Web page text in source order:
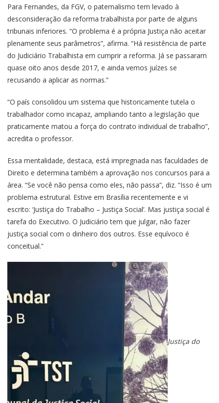
Para Fernandes, da FGV, o paternalismo tem levado à
desconsideração da reforma trabalhista por parte de alguns
tribunais inferiores. “O problema é a própria Justiça não aceitar
plenamente seus parâmetros”, afirma. “Há resistência de parte
do Judiciário Trabalhista em cumprir a reforma. Já se passaram
quase oito anos desde 2017, e ainda vemos juízes se
recusando a aplicar as normas.”
“O país consolidou um sistema que historicamente tutela o
trabalhador como incapaz, ampliando tanto a legislação que
praticamente matou a força do contrato individual de trabalho”,
acredita o professor.
Essa mentalidade, destaca, está impregnada nas faculdades de
Direito e determina também a aprovação nos concursos para a
área. “Se você não pensa como eles, não passa”, diz. “Isso é um
problema estrutural. Estive em Brasília recentemente e vi
escrito: ‘Justiça do Trabalho – Justiça Social’. Mas justiça social é
tarefa do Executivo. O Judiciário tem que julgar, não fazer
justiça social com o dinheiro dos outros. Esse equívoco é
conceitual.”
Justiça do